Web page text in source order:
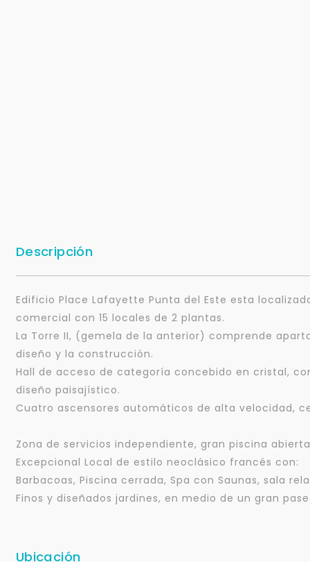
Descripción
Edificio Place Lafayette Punta del Este esta
comercial con 15 locales de 2 plantas.
La Torre II, (gemela de la anterior) comprende
diseño y la construcción.
Hall de acceso de categoría concebido en cristal,
diseño paisajístico.
Cuatro ascensores automáticos de alta velocidad,
Zona de servicios independiente, gran piscina
Excepcional Local de estilo neoclásico francés con:
Barbacoas, Piscina cerrada, Spa con Saunas, sala
Finos y diseñados jardines, en medio de un gran
Ubicación